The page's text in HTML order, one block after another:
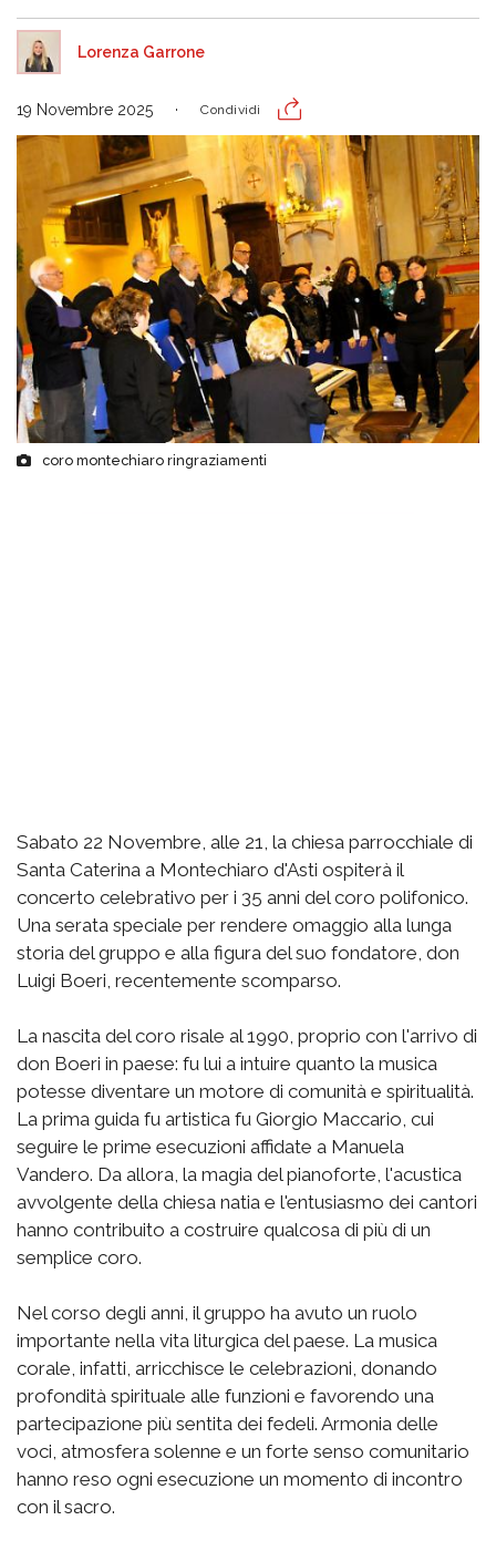
Lorenza Garrone
19 Novembre 2025 Condividi
coro montechiaro ringraziamenti
Sabato 22 Novembre, alle 21, la chiesa parrocchiale di
Santa Caterina a Montechiaro d'Asti ospiterà il
concerto celebrativo per i 35 anni del coro polifonico.
Una serata speciale per rendere omaggio alla lunga
storia del gruppo e alla figura del suo fondatore, don
Luigi Boeri, recentemente scomparso.
La nascita del coro risale al 1990, proprio con l'arrivo di
don Boeri in paese: fu lui a intuire quanto la musica
potesse diventare un motore di comunità e spiritualità.
La prima guida fu artistica fu Giorgio Maccario, cui
seguire le prime esecuzioni affidate a Manuela
Vandero. Da allora, la magia del pianoforte, l'acustica
avvolgente della chiesa natia e l'entusiasmo dei cantori
hanno contribuito a costruire qualcosa di più di un
semplice coro.
Nel corso degli anni, il gruppo ha avuto un ruolo
importante nella vita liturgica del paese. La musica
corale, infatti, arricchisce le celebrazioni, donando
profondità spirituale alle funzioni e favorendo una
partecipazione più sentita dei fedeli. Armonia delle
voci, atmosfera solenne e un forte senso comunitario
hanno reso ogni esecuzione un momento di incontro
con il sacro.